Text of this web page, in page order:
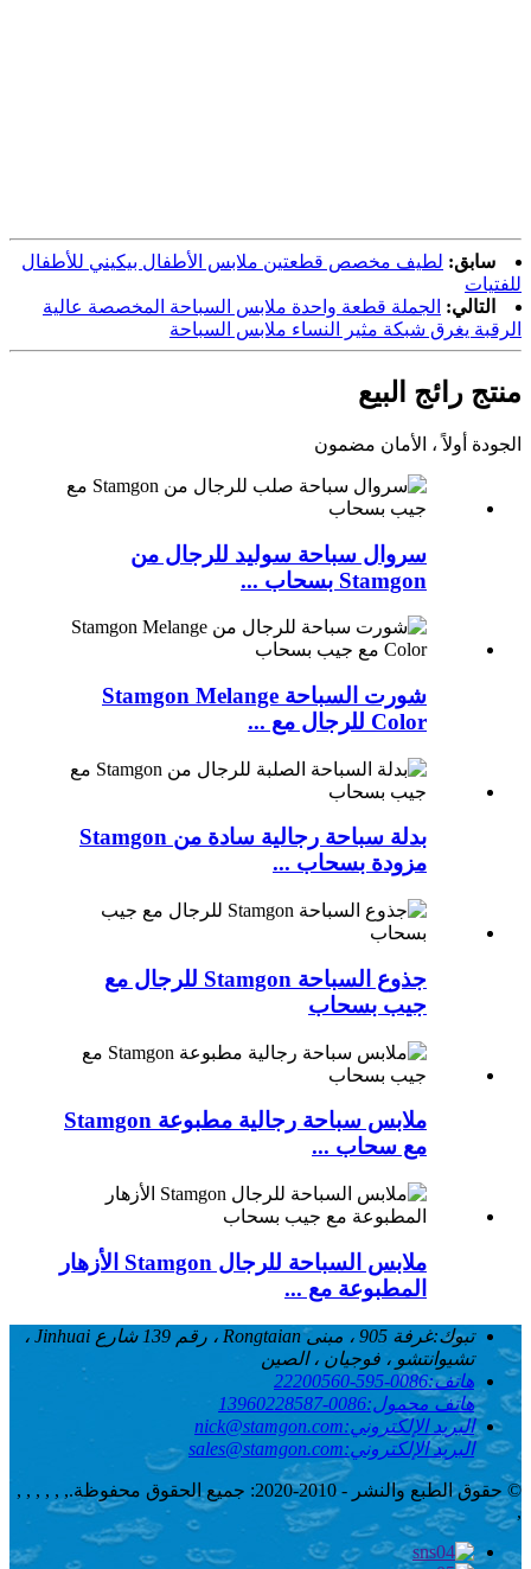
سابق: لطيف مخصص قطعتين ملابس الأطفال بيكيني للأطفال
للفتيات
التالي: الجملة قطعة واحدة ملابس السباحة المخصصة عالية
الرقبة يغرق شبكة مثير النساء ملابس السباحة
منتج رائج البيع
الجودة أولاً ، الأمان مضمون
سروال سباحة سوليد للرجال من
Stamgon بسحاب ...
شورت السباحة Stamgon Melange
Color للرجال مع ...
بدلة سباحة رجالية سادة من Stamgon
مزودة بسحاب ...
جذوع السباحة Stamgon للرجال مع
جيب بسحاب
ملابس سباحة رجالية مطبوعة Stamgon
مع سحاب ...
ملابس السباحة للرجال Stamgon الأزهار
المطبوعة مع ...
تبوك:
غرفة 905 ، مبنى Rongtaian ، رقم 139 شارع Jinhuai ،
تشيوانتشو ، فوجيان ، الصين
هاتف:0086-595-22200560
هاتف محمول:0086-13960228587
البريد الإلكتروني:nick@stamgon.com
البريد الإلكتروني:sales@stamgon.com
© حقوق الطبع والنشر - 2010-2020: جميع الحقوق محفوظة.
, , , , , ,
,